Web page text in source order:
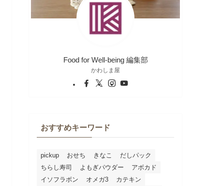
Food for Well-being 編集部
かわしま屋
おすすめキーワード
pickup おせち きなこ
だしパック
ちらし寿司
よもぎパウダー
アボカド
イソフラボン
オメガ3 カテキン